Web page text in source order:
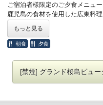
■複数部屋をご予約の際、フロア
■ホテル敷地内駐車場 料金のご
普通車：1,300円（※2泊目以降
ご予約制ではございません。
ご宿泊者様限定のご夕食メニュ
鹿児島の食材を使用した広東料
■ご夕食
広東料理 翡翠廳 黒の鹿児島「
※仕入れ状況により食材が変更
ご希望の夕食時間を下記よりお
もっと見る
朝食 夕食
[禁煙] グランド桜島ビュ